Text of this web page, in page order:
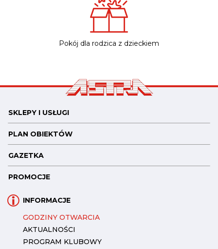
Pokój dla rodzica z dzieckiem
SKLEPY I USŁUGI
PLAN OBIEKTÓW
GAZETKA
PROMOCJE
INFORMACJE
GODZINY OTWARCIA
AKTUALNOŚCI
PROGRAM KLUBOWY